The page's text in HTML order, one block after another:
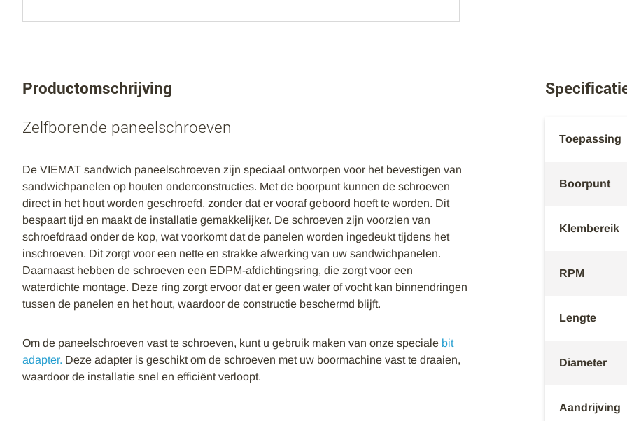
Productomschrijving
Zelfborende paneelschroeven
De VIEMAT sandwich paneelschroeven zijn speciaal ontworpen voor het bevestigen van
sandwichpanelen op houten onderconstructies. Met de boorpunt kunnen de schroeven
direct in het hout worden geschroefd, zonder dat er vooraf geboord hoeft te worden. Dit
bespaart tijd en maakt de installatie gemakkelijker. De schroeven zijn voorzien van
schroefdraad onder de kop, wat voorkomt dat de panelen worden ingedeukt tijdens het
inschroeven. Dit zorgt voor een nette en strakke afwerking van uw sandwichpanelen.
Daarnaast hebben de schroeven een EDPM-afdichtingsring, die zorgt voor een
waterdichte montage. Deze ring zorgt ervoor dat er geen water of vocht kan binnendringen
tussen de panelen en het hout, waardoor de constructie beschermd blijft.
Om de paneelschroeven vast te schroeven, kunt u gebruik maken van onze speciale bit
adapter. Deze adapter is geschikt om de schroeven met uw boormachine vast te draaien,
waardoor de installatie snel en efficiënt verloopt.
Toepassing
Boorpunt
Klembereik
RPM
Lengte
Diameter
Aandrijving